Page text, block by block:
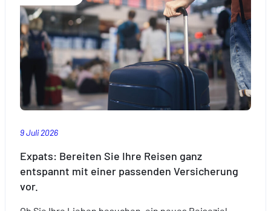
in
Luxemburg
9 Juli 2026
Expats: Bereiten Sie Ihre Reisen ganz
entspannt mit einer passenden Versicherung
vor.